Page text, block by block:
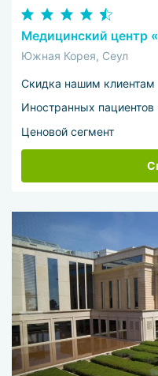
Медицинский центр
Южная Корея, Сеул
Скидка нашим клиентам
Иностранных пациентов
Ценовой сегмент